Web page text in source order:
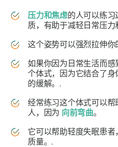
压力和焦虑的人可以练习
质，有助于减轻日常压力
这个姿势可以强烈拉伸你
如果你因为日常生活而
个体式，因为它结合了
的缓解。.
经常练习这个体式可以
人，因为 向前弯曲。
它可以帮助轻度失眠患
质量。.